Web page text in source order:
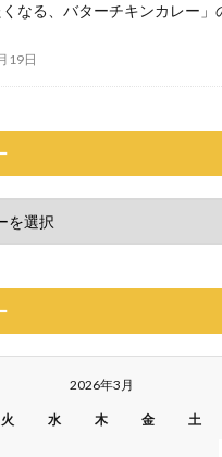
なる、バターチキンカレー」
19日
2026年3月
火 水 木 金 土